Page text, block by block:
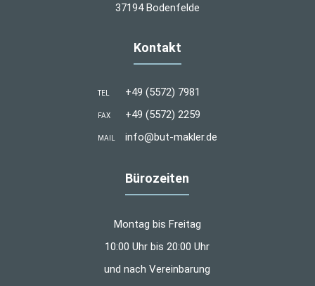
37194 Bodenfelde
Kontakt
TEL +49 (5572) 7981
FAX +49 (5572) 2259
MAIL info@but-makler.de
Bürozeiten
Montag bis Freitag
10:00 Uhr bis 20:00 Uhr
und nach Vereinbarung